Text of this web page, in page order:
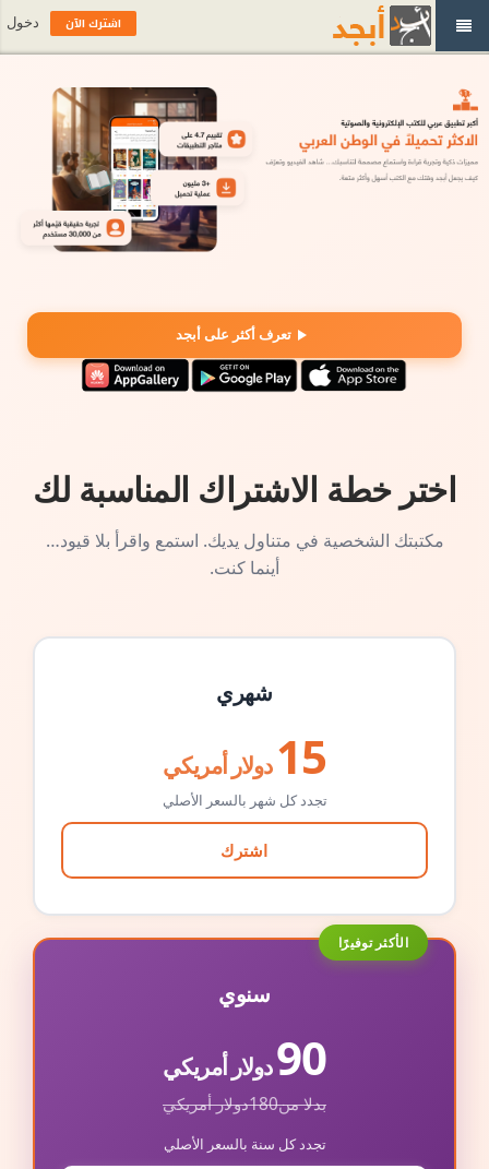
تعرف أكثر على أبجد
اختر خطة الاشتراك المناسبة لك
مكتبتك الشخصية في متناول يديك. استمع واقرأ بلا قيود…
أينما كنت.
شهري
15 دولار أمريكي
تجدد كل شهر بالسعر الأصلي
اشترك
الأكثر توفيرًا
سنوي
90دولار أمريكي
بدلا من180دولار أمريكي
تجدد كل سنة بالسعر الأصلي
اشترك الآن دخول